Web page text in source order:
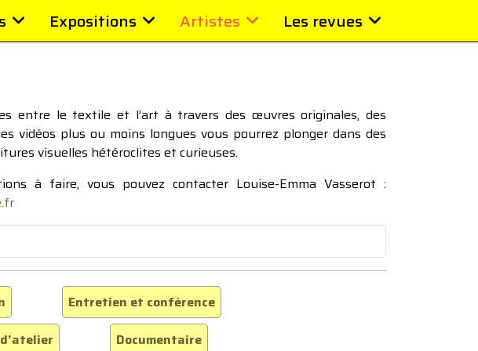
Expositions Artistes Les revues
entre le textile et l’art à travers des œuvres originales, des
vidéos plus ou moins longues vous pourrez plonger dans des
visuelles hétéroclites et curieuses.
à faire, vous pouvez contacter Louise-Emma Vasserot :
Entretien et conférence
Documentaire